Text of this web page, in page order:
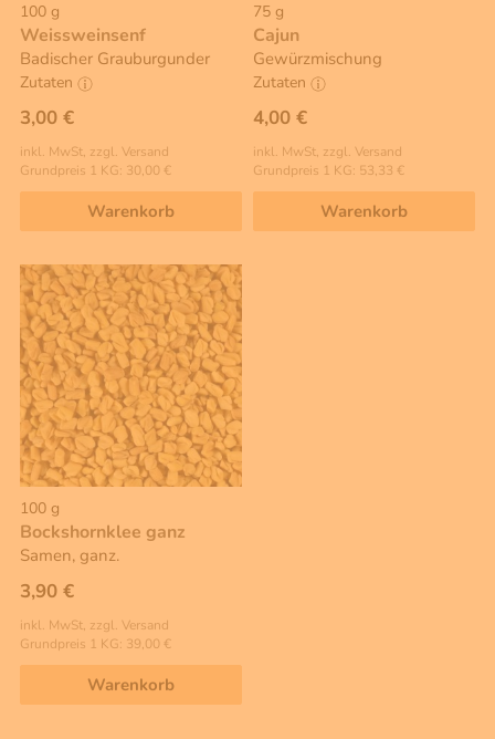
100 g
Weissweinsenf
Badischer Grauburgunder
Zutaten
3,00 €
inkl. MwSt, zzgl. Versand
Grundpreis 1 KG: 30,00 €
Warenkorb
75 g
Cajun
Gewürzmischung
Zutaten
4,00 €
inkl. MwSt, zzgl. Versand
Grundpreis 1 KG: 53,33 €
Warenkorb
100 g
Bockshornklee ganz
Samen, ganz.
3,90 €
inkl. MwSt, zzgl. Versand
Grundpreis 1 KG: 39,00 €
Warenkorb